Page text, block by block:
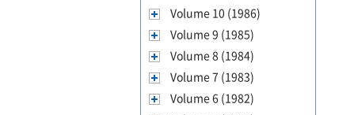
Volume 10 (1986)
Volume 9 (1985)
Volume 8 (1984)
Volume 7 (1983)
Volume 6 (1982)